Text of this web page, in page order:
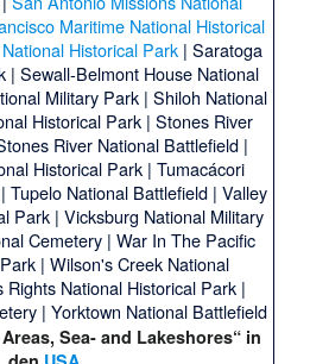
Maritime National Historical
Historical Park | Saratoga
| Sewall-Belmont House National
Military Park| Shiloh National
Historical Park | Stones River
River National Battlefield|
Historical Park | Tumacácori
| Tupelo National Battlefield | Valley
Park | Vicksburg National Military
Cemetery | War In The Pacific
| Wilson's Creek National
Rights National Historical Park|
| Yorktown National Battlefield
Sea- and Lakeshores“ in